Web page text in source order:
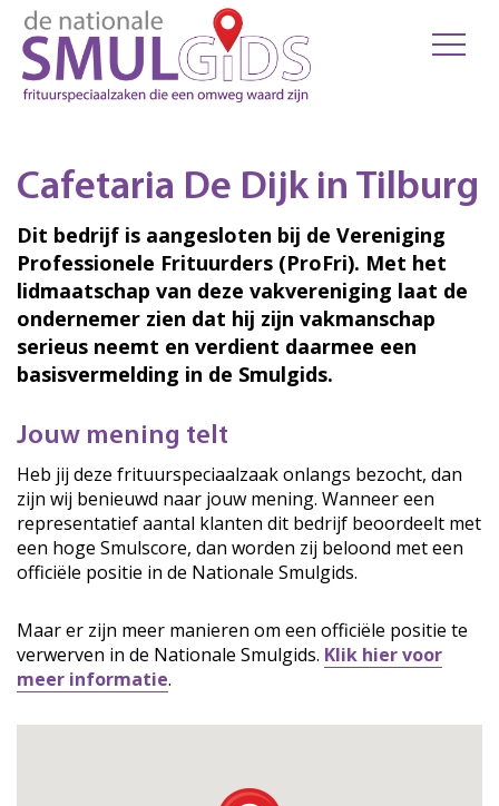
Cafetaria De Dijk in Tilburg
Dit bedrijf is aangesloten bij de Vereniging
Professionele Frituurders (ProFri). Met het
lidmaatschap van deze vakvereniging laat de
ondernemer zien dat hij zijn vakmanschap
serieus neemt en verdient daarmee een
basisvermelding in de Smulgids.
Jouw mening telt
Heb jij deze frituurspeciaalzaak onlangs bezocht, dan
zijn wij benieuwd naar jouw mening. Wanneer een
representatief aantal klanten dit bedrijf beoordeelt met
een hoge Smulscore, dan worden zij beloond met een
officiële positie in de Nationale Smulgids.
Maar er zijn meer manieren om een officiële positie te
verwerven in de Nationale Smulgids. Klik hier voor
meer informatie.